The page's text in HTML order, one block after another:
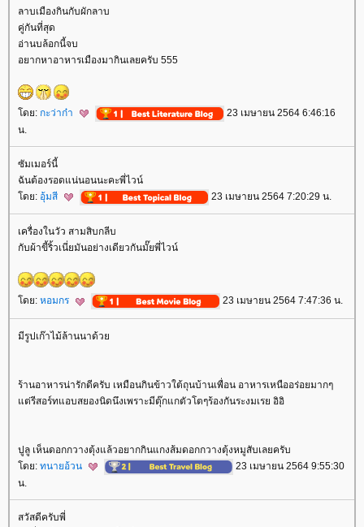
ลาบเมืองกินกับผักลาบ
คู่กันที่สุด
อ่านบล้อกนี้จบ
อยากหาอาหารเมืองมากินเลยครับ 555
ดย: กะว่าก๋า
23 เมษายน 2564 6:46:16
น.
ซัมเมอร์นี้
ฉันต้องรอดแน่นอนนะคะพี่ไวน์
ดย: อุ้มสี 23 เมษายน 2564 7:20:29 น.
เครื่องในวัว สามสิบกลีบ
กับผ้าขี้ริ้วเนี่ยมันอย่างเดียวกันมั๊ยพี่ไวน์
ดย: หอมกร 23 เมษายน 2564 7:47:36 น.
มีรูปเก๊าไม้ล้านนาด้ว
ร้านอาหารน่ารักดีครับ เหมือนกินข้าวใต้ถุนบ้านเพื่อน อาหารเหนืออร่อยมากๆ
ต่รีสอร์ทแอบสยองนิดนึงเพราะมีตุ๊กแกตัวโตๆร้องกันระงมเรย อิอิ
ปูลู เห็นดอกกวางตุ้งแล้วอยากกินแกงส้มดอกกวางตุ้งหมูสับเลยครับ
ดย: ทนายอ้วน
23 เมษายน 2564 9:55:30
น.
สวัสดีครับพี่